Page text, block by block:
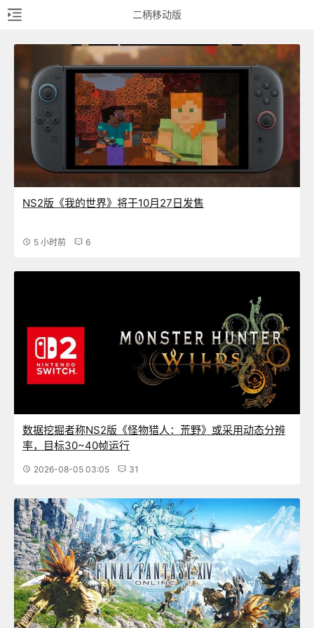
二柄移动版
NS2版《我的世界》将于10月27日发售
5 小时前 6
数据挖掘者称NS2版《怪物猎人：荒野》或采用动态分辨
率，目标30~40帧运行
2026-08-05 03:05 31